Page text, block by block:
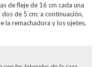
de fleje de 16 cm cada una
de 5 cm; a continuación,
la remachadora y los ojetes,